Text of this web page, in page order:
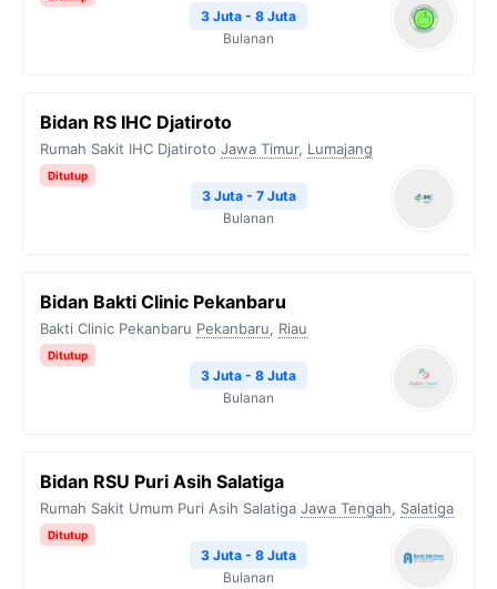
3 Juta - 8 Juta
Bulanan
Bidan RS IHC Djatiroto
Rumah Sakit IHC Djatiroto Jawa Timur, Lumajang
Ditutup
3 Juta - 7 Juta
Bulanan
Bidan Bakti Clinic Pekanbaru
Bakti Clinic Pekanbaru Pekanbaru, Riau
Ditutup
3 Juta - 8 Juta
Bulanan
Bidan RSU Puri Asih Salatiga
Rumah Sakit Umum Puri Asih Salatiga Jawa Tengah, Salatiga
Ditutup
3 Juta - 8 Juta
Bulanan